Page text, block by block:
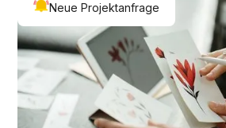
Neue Projektanfrage
Neue Kunden
Studio
machen
Je besser du dein Profil